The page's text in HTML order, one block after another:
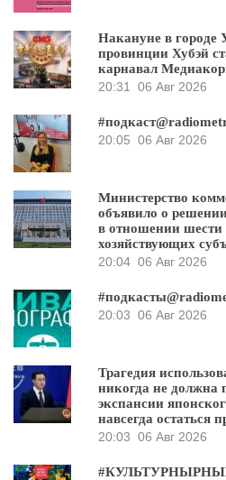
Накануне в городе
провинции Хубэй
карнавал
20:31
06 Авг 2026
20:05 06 Авг 2026
Министерство
объявило о
в отношении шести
хозяйствующих
20:04 06 Авг 2026
20:03 06 Авг 2026
Трагедия
никогда не должна
экспансии
навсегда остаться
20:03 06 Авг 2026